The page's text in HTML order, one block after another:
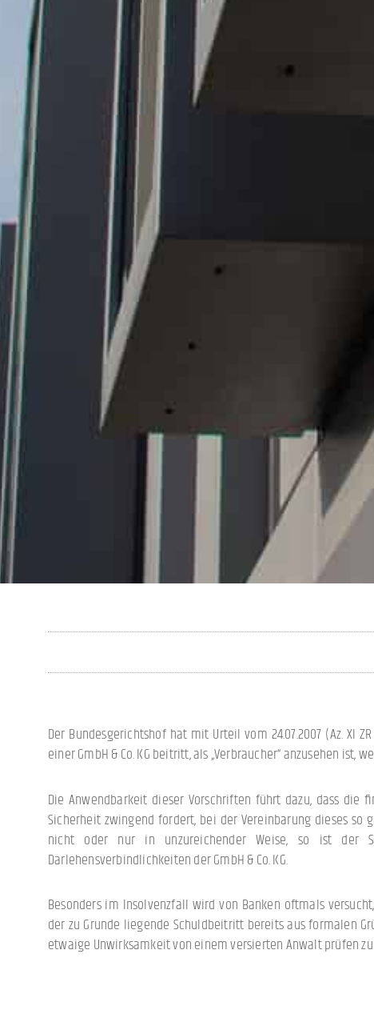
Der Bundesgerichtshof hat mit Urteil vom 24.07.2007 (Az. XI
einer GmbH & Co. KG beitritt, als „Verbraucher“ anzusehen ist,
Die Anwendbarkeit dieser Vorschriften führt dazu, dass
Sicherheit zwingend fordert, bei der Vereinbarung dieses
nicht oder nur in unzureichender Weise, so ist der
Darlehensverbindlichkeiten der GmbH & Co. KG.
Besonders im Insolvenzfall wird von Banken oftmals
der zu Grunde liegende Schuldbeitritt bereits aus formalen
etwaige Unwirksamkeit von einem versierten Anwalt prüfen